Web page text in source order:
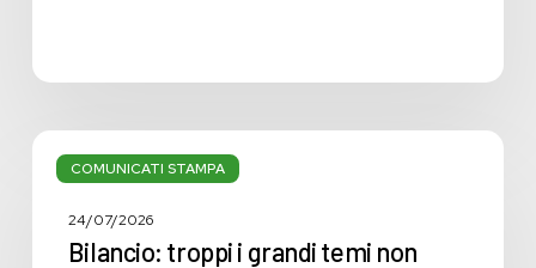
COMUNICATI STAMPA
Bilancio:
troppi
grandi24/07/2026
Bilancio: troppi i grandi temi non